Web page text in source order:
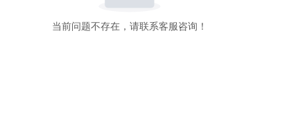
当前问题不存在，请联系客服咨询！